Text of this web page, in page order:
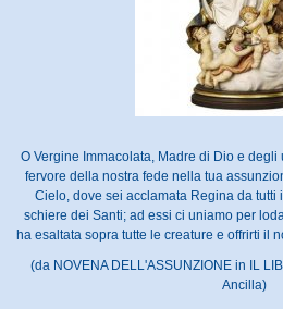
O Vergine Immacolata, Madre di Dio e
fervore della nostra fede nella tua
Cielo, dove sei acclamata Regina da tutti
schiere dei Santi; ad essi ci uniamo per
ha esaltata sopra tutte le creature e offrirti il
(da NOVENA DELL'ASSUNZIONE in IL
Ancilla)